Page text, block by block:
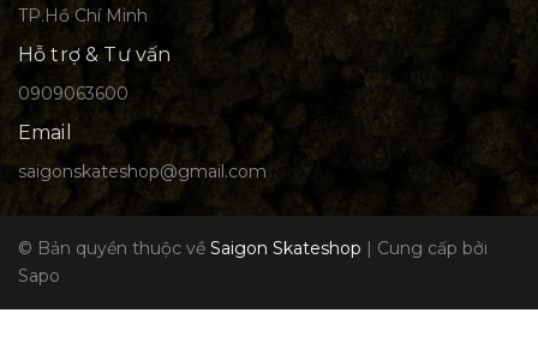
TP.Hồ Chí Minh
Hỗ trợ & Tư vấn
0909063600
Email
saigonskateshop@gmail.com
© Bản quyền thuộc về Saigon Skateshop | Cung cấp bởi
Sapo